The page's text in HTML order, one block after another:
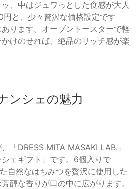
、中はジュワっとした食感が大人
と、少々贅沢な価格設定です
ります。オーブントースターで軽
けのせれば、絶品のリッチ感が楽
ンシェの魅力
「DRESS MITA MASAKI LAB.」
ェギフト」です。6個入りで
自然なはちみつを贅沢に使用した
醇な香りが口の中に広がります。